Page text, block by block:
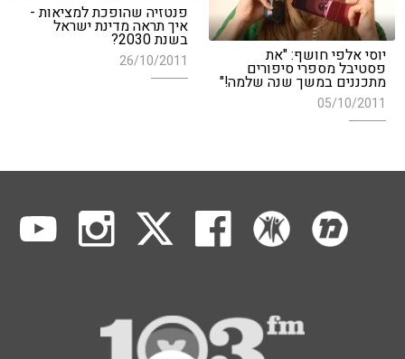
פנטזיה שהופכת למציאות -
איך תראה מדינת ישראל
בשנת 2030?
26/10/2011 יוסי אלפי חושף: "את
פסטיבל מספרי סיפורים
מתכננים במשך שנה שלמה!"
05/10/2011